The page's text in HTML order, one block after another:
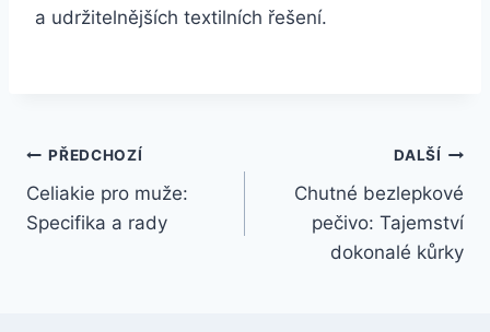
a udržitelnějších textilních⁣ řešení.
Navigace
pro
PŘEDCHOZÍ
Celiakie pro muže:
Specifika a rady
DALŠÍ
Chutné bezlepkové
pečivo: Tajemství
dokonalé kůrky